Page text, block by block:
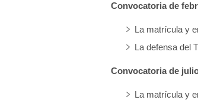
Convocatoria de
La matrícula y
La defensa del
Convocatoria de
La matrícula y